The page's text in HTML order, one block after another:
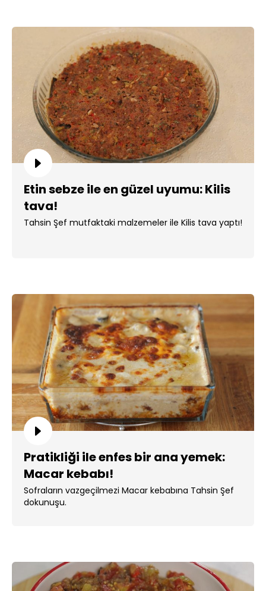
Etin sebze ile en güzel uyumu: Kilis
tava!
Tahsin Şef mutfaktaki malzemeler ile Kilis tava yaptı!
Pratikliği ile enfes bir ana yemek:
Macar kebabı!
Sofraların vazgeçilmezi Macar kebabına Tahsin Şef
dokunuşu.